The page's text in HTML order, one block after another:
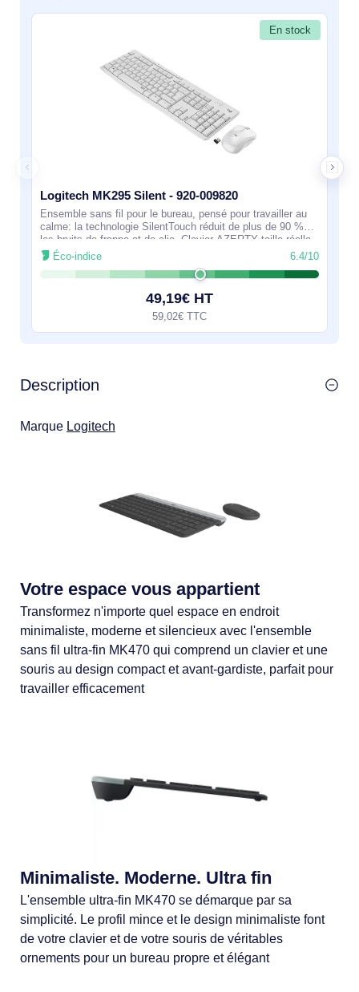
En stock
Logitech MK295 Silent - 920-009820
Ensemble sans fil pour le bureau, pensé pour travailler au
calme: la technologie SilentTouch réduit de plus de 90 %
les bruits de frappe et de clic. Clavier AZERTY taille réelle
avec pavé numérique
Éco-indice 6.4/10
49,19€ HT
59,02€ TTC
Description
Marque Logitech
Votre espace vous appartient
Transformez n'importe quel espace en endroit
minimaliste, moderne et silencieux avec l'ensemble
sans fil ultra-fin MK470 qui comprend un clavier et une
souris au design compact et avant-gardiste, parfait pour
travailler efficacement
Minimaliste. Moderne. Ultra fin
L'ensemble ultra-fin MK470 se démarque par sa
simplicité. Le profil mince et le design minimaliste font
de votre clavier et de votre souris de véritables
ornements pour un bureau propre et élégant